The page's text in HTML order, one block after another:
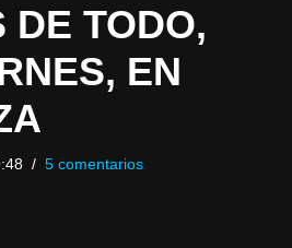
DE TODO,
EN
5 comentarios